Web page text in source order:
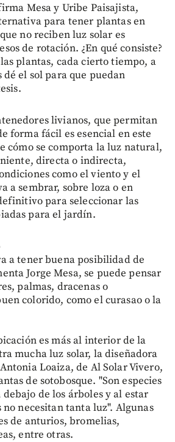
Mesa y Uribe Paisajista,
para tener plantas en
no reciben luz solar es
de rotación. ¿En qué consiste?
plantas, cada cierto tiempo, a
el sol para que puedan
livianos, que permitan
forma fácil es esencial en este
cómo se comporta la luz natural,
directa o indirecta,
como el viento y el
a sembrar, sobre loza o en
para seleccionar las
para el jardín.
a tener buena posibilidad de
Jorge Mesa, se puede pensar
palmas, dracenas o
colorido, como el curasao o la
es más al interior de la
mucha luz solar, la diseñadora
Loaiza, de Al Solar Vivero,
de sotobosque. "Son especies
de los árboles y al estar
necesitan tanta luz". Algunas
de anturios, bromelias,
entre otras.